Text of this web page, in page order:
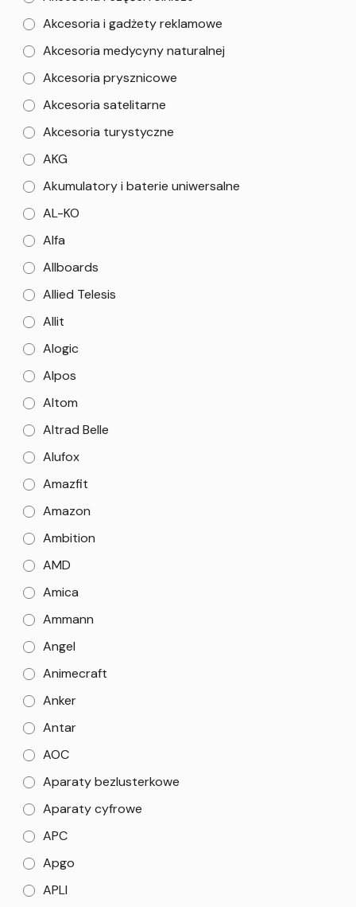
Akcesoria i gadżety reklamowe
Akcesoria medycyny naturalnej
Akcesoria prysznicowe
Akcesoria satelitarne
Akcesoria turystyczne
AKG
Akumulatory i baterie uniwersalne
AL-KO
Alfa
Allboards
Allied Telesis
Allit
Alogic
Alpos
Altom
Altrad Belle
Alufox
Amazfit
Amazon
Ambition
AMD
Amica
Ammann
Angel
Animecraft
Anker
Antar
AOC
Aparaty bezlusterkowe
Aparaty cyfrowe
APC
Apgo
APLI